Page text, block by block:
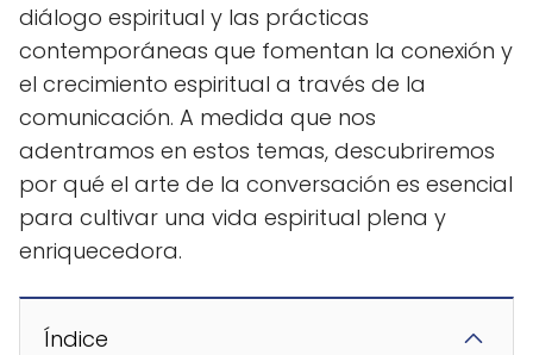
diálogo espiritual y las prácticas
contemporáneas que fomentan la conexión y
el crecimiento espiritual a través de la
comunicación. A medida que nos
adentramos en estos temas, descubriremos
por qué el arte de la conversación es esencial
para cultivar una vida espiritual plena y
enriquecedora.
Índice